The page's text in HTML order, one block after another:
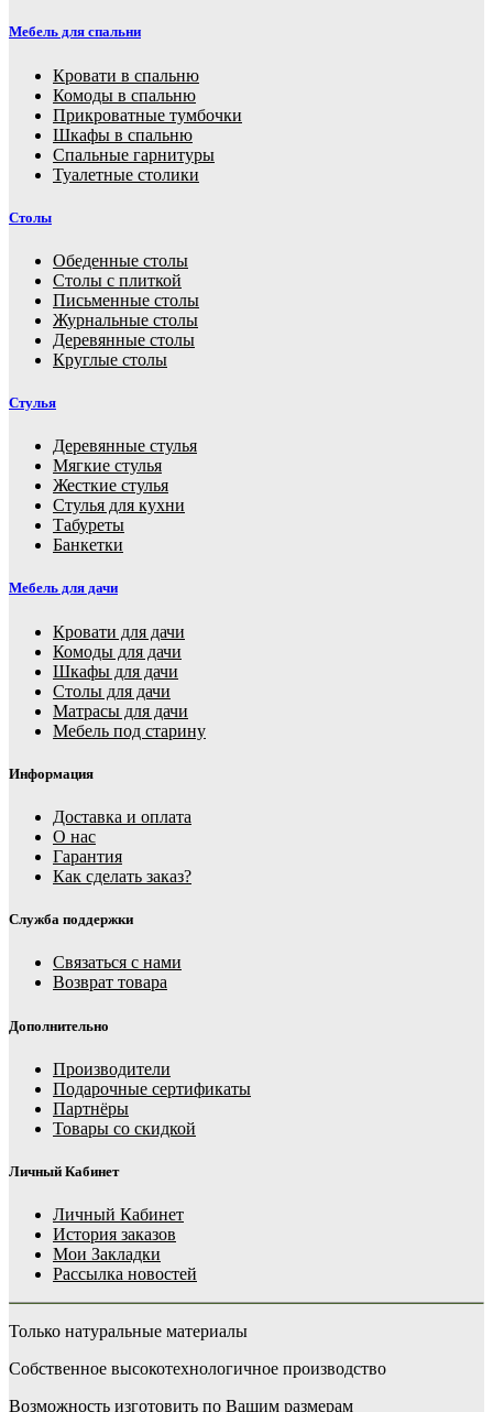
Мебель для спальни
Кровати в спальню
Комоды в спальню
Прикроватные тумбочки
Шкафы в спальню
Спальные гарнитуры
Туалетные столики
Столы
Обеденные столы
Столы с плиткой
Письменные столы
Журнальные столы
Деревянные столы
Круглые столы
Стулья
Деревянные стулья
Мягкие стулья
Жесткие стулья
Стулья для кухни
Табуреты
Банкетки
Мебель для дачи
Кровати для дачи
Комоды для дачи
Шкафы для дачи
Столы для дачи
Матрасы для дачи
Мебель под старину
Информация
Доставка и оплата
О нас
Гарантия
Как сделать заказ?
Служба поддержки
Связаться с нами
Возврат товара
Дополнительно
Производители
Подарочные сертификаты
Партнёры
Товары со скидкой
Личный Кабинет
Личный Кабинет
История заказов
Мои Закладки
Рассылка новостей
Только натуральные материалы
Собственное высокотехнологичное производство
Возможность изготовить по Вашим размерам